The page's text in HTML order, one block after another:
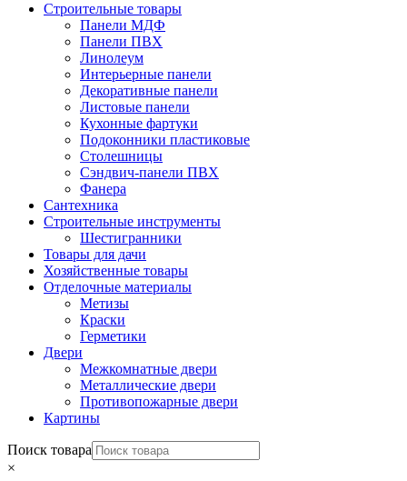
Строительные товары
Панели МДФ
Панели ПВХ
Линолеум
Интерьерные панели
Декоративные панели
Листовые панели
Кухонные фартуки
Подоконники пластиковые
Столешницы
Сэндвич-панели ПВХ
Фанера
Сантехника
Строительные инструменты
Шестигранники
Товары для дачи
Хозяйственные товары
Отделочные материалы
Метизы
Краски
Герметики
Двери
Межкомнатные двери
Металлические двери
Противопожарные двери
Картины
Поиск товара
×